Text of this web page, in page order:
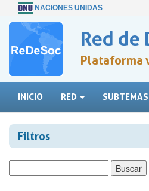
NACIONES UNIDAS
Red de
Plataforma
INICIO RED SUBTEMAS
Filtros